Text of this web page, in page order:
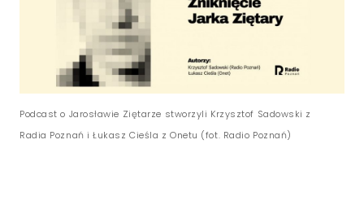
Podcast o Jarosławie Ziętarze stworzyli Krzysztof Sadowski z
Radia Poznań i Łukasz Cieśla z Onetu (fot. Radio Poznań)